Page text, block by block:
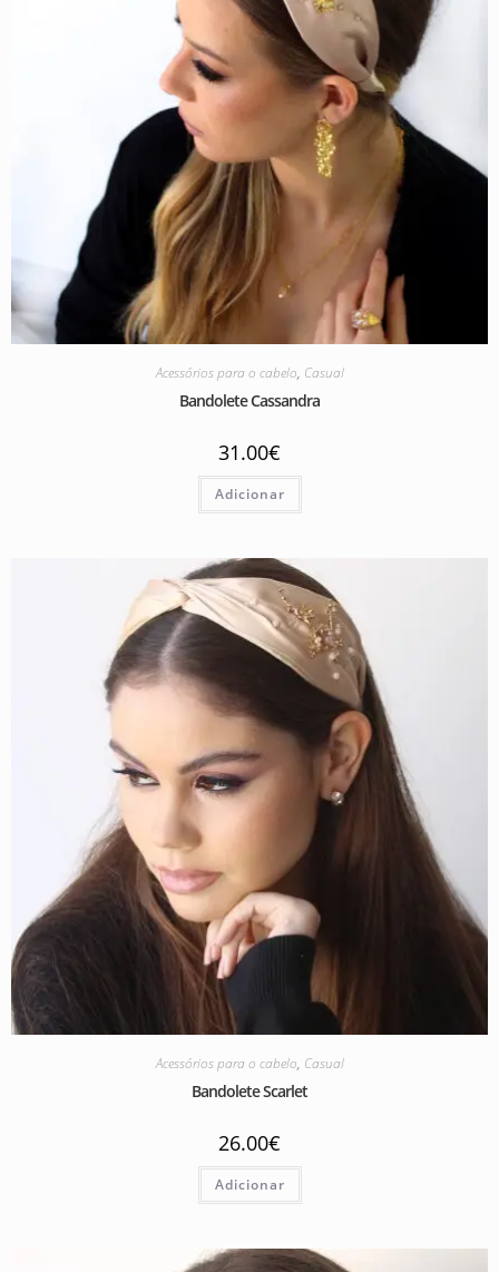
Acessórios para o cabelo, Casual
Bandolete Cassandra
31.00€
Adicionar
Acessórios para o cabelo, Casual
Bandolete Scarlet
26.00€
Adicionar